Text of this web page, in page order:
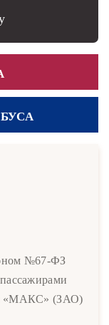
№67-ФЗ
«МАКС» (ЗАО)